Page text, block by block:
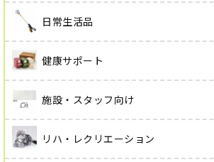
日常生活品
健康サポート
施設・スタッフ向け
リハ・レクリエーション